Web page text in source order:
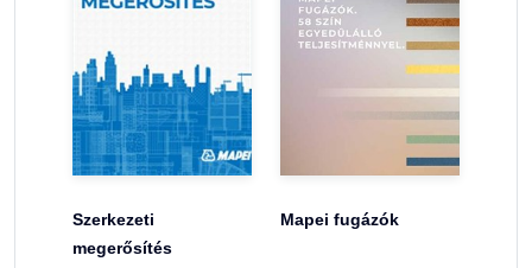
Szerkezeti
megerősítés
Mapei fugázók